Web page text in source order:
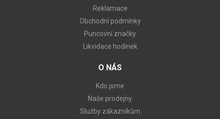
Reklamace
Obchodní podmínky
Puncovní značky
Likvidace hodinek
O NÁS
Kdo jsme
Naše prodejny
Služby zákazníkům